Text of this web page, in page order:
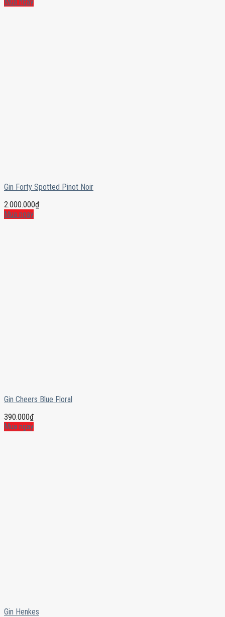
Gin Forty Spotted Pinot Noir
2.000.000₫
Mua ngay
Gin Cheers Blue Floral
390.000₫
Mua ngay
Gin Henkes